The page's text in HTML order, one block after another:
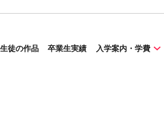
生徒の作品 卒業生実績 入学案内・学費